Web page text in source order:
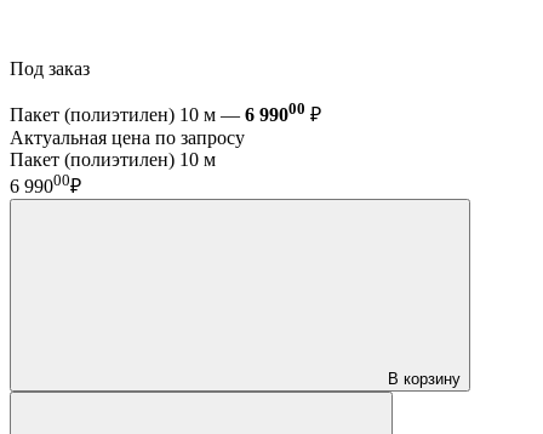
Под заказ
Пакет (полиэтилен) 10 м — 6 99000 ₽
Актуальная цена по запросу
Пакет (полиэтилен) 10 м
6 99000₽
В корзину